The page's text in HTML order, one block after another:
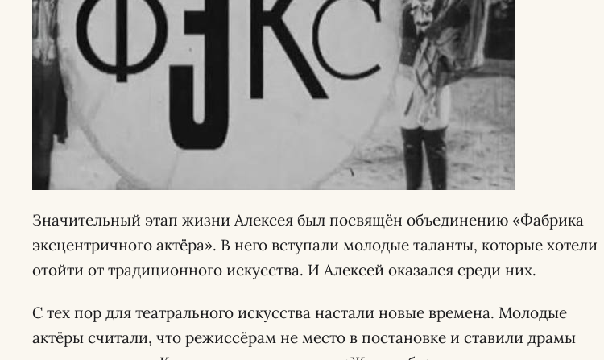
Значительный этап жизни Алексея был посвящён объединению «Фабрика
эксцентричного актёра». В него вступали молодые таланты, которые хотели
отойти от традиционного искусства. И Алексей оказался среди них.
С тех пор для театрального искусства настали новые времена. Молодые
актёры считали, что режиссёрам не место в постановке и ставили драмы